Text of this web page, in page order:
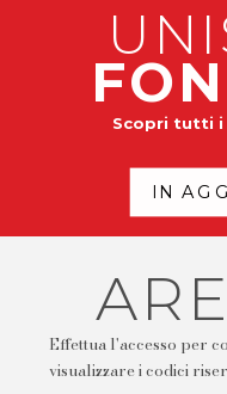
Scopri tutti i
IN
Effettua l'accesso per
visualizzare i codici